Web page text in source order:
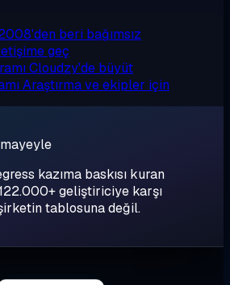
beri bağımsız
geç
Cloudzy'de büyüt
Araştırma ve ekipler için
kazıma baskısı kuran
geliştiriciye karşı
tablosuna değil.